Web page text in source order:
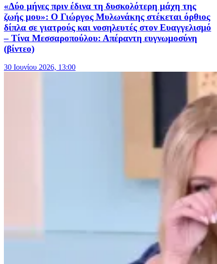
«Δύο μήνες πριν έδινα τη δυσκολότερη μάχη της
ζωής μου»: Ο Γιώργος Μυλωνάκης στέκεται όρθιος
δίπλα σε γιατρούς και νοσηλευτές στον Ευαγγελισμό
– Τίνα Μεσσαροπούλου: Απέραντη ευγνωμοσύνη
(βίντεο)
30 Ιουνίου 2026, 13:00